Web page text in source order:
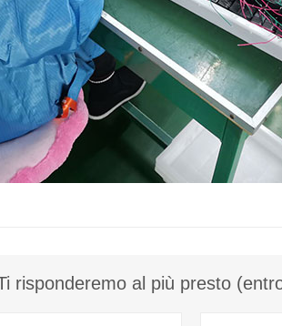
risponderemo al più presto